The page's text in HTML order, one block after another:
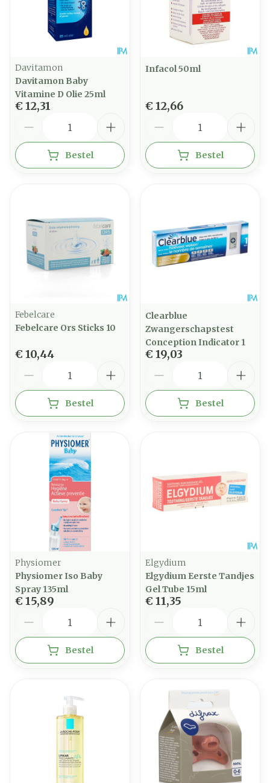
Davitamon
Davitamon Baby
Vitamine D Olie 25ml
€ 12,31
Bestel
Infacol 50ml
€ 12,66
Bestel
Febelcare
Febelcare Ors Sticks 10
€ 10,44
Bestel
Clearblue
Zwangerschapstest
Conception Indicator 1
€ 19,03
Bestel
Physiomer
Physiomer Iso Baby
Spray 135ml
€ 15,89
Bestel
Elgydium
Elgydium Eerste Tandjes
Gel Tube 15ml
€ 11,35
Bestel